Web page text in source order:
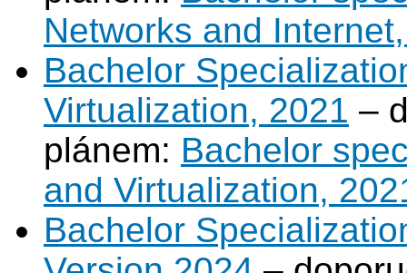
Networks and
Bachelor
Virtualization, 2021 –
plánem: Bachelor
and Virtualization,
Bachelor